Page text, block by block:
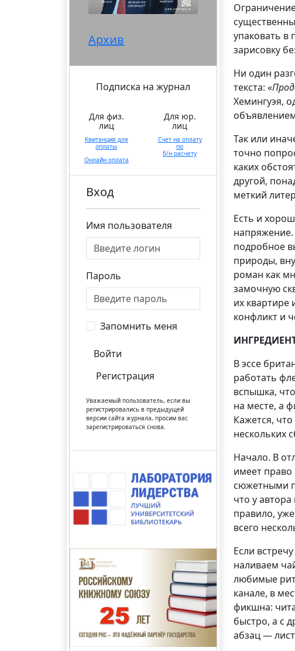
Архив
Подписка на журнал
Для физ.
лиц
Квитанция для
оплаты
Онлайн оплата
Для юр.
лиц
Счет на оплату
по
б/н расчету
Вход
Имя пользователя
Пароль
Запомнить меня
Войти
Регистрация
Уважаемый пользователь, если вы
регистрировались в предыдущей
версии сайта журнала, просим вас
зарегистрироваться снова.
упаковать в
зарисовку
Ни один
текста: «
Хемингуэя,
Так или
точно
каких
другой,
меткий
Есть и
подробное
природы,
роман как
замочную
их квартире
конфликт и
В эссе
работать
вспышка,
на месте, а
Кажется,
нескольких
Начало. В
имеет право
сюжетными
что у
правило,
всего
Если
наливаем
любимые
канале, в
фикшна:
быстро, а с
абзац —